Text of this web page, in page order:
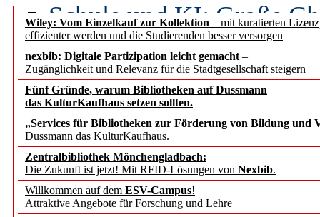
Wiley: Vom Einzelkauf zur Kollektion – mit kuratierten
effizienter werden und die Studierenden besser versorgen
nexbib: Digitale Partizipation leicht gemacht –
Zugänglichkeit und Relevanz für die Stadtgesellschaft steigern
Fünf Gründe, warum Bibliotheken auf Dussmann
das KulturKaufhaus setzen sollten.
„Services für Bibliotheken zur Förderung von Bildung und
Dussmann das KulturKaufhaus.
Zentralbibliothek Mönchengladbach:
Die Zukunft ist jetzt! Mit RFID-Lösungen von Nexbib.
Willkommen auf dem ESV-Campus!
Attraktive Angebote für Forschung und Lehre
Schule und KI: Große
Voraussetzungen
Erfolgreiches erstes
Segment Research –
angepasst
konstruktiv!